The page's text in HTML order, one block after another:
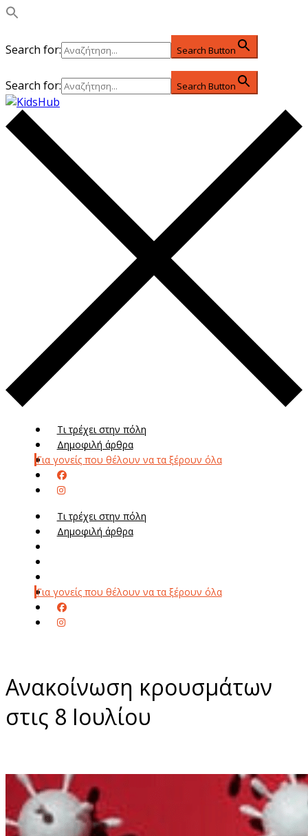
Search for: Search Button
Search for: Search Button
Τι τρέχει στην πόλη
Δημοφιλή άρθρα
Για γονείς που θέλουν να τα ξέρουν όλα
Τι τρέχει στην πόλη
Δημοφιλή άρθρα
Για γονείς που θέλουν να τα ξέρουν όλα
Ανακοίνωση κρουσμάτων
στις 8 Ιουλίου